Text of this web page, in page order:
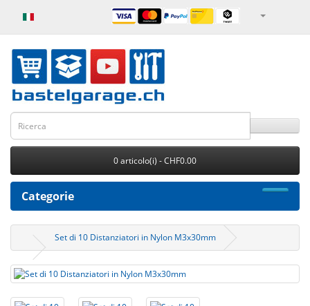
0 articolo(i) - CHF0.00
Categorie
Set di 10 Distanziatori in Nylon M3x30mm